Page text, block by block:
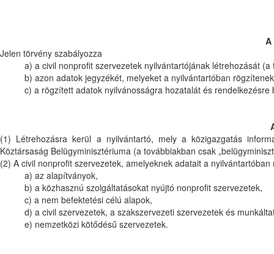
A
Jelen törvény szabályozza
a) a civil nonprofit szervezetek nyilvántartójának létrehozását (a
b) azon adatok jegyzékét, melyeket a nyilvántartóban
c) a rögzített adatok nyilvánosságra hozatalát és rendelkezésre
(1) Létrehozásra kerül a nyilvántartó, mely a közigazgatás
Köztársaság Belügyminisztériuma (a továbbiakban csak
(2) A civil nonprofit szervezetek, amelyeknek adatait a
a) az alapítványok,
b) a közhasznú szolgáltatásokat nyújtó nonprofit szervezetek,
c) a nem befektetési célú alapok,
d) a civil szervezetek, a szakszervezeti szervezetek és
e) nemzetközi kötődésű szervezetek.